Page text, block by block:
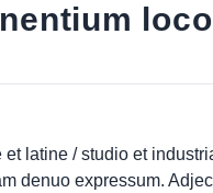
et latine / studio et
denuo expressum.